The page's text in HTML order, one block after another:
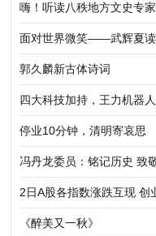
嗨！听读八秩地方文史专
心灵圣境龙门浩
面对世界微笑——武辉夏读
郭久麟新古体诗词
四大科技加持，王力机器
停业10分钟，清明寄哀思
冯丹龙委员：铭记历史 致
2日A股各指数涨跌互现 创
《醉美又一秋》